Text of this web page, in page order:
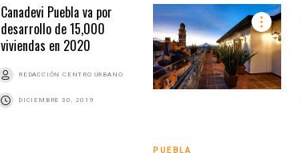
Canadevi Puebla va por
desarrollo de 15,000
viviendas en 2020
REDACCIÓN CENTRO URBANO
DICIEMBRE 30, 2019
PUEBLA